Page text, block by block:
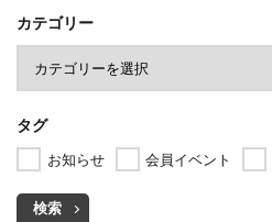
カテゴリー
タグ
お知らせ 会員イベント
検索